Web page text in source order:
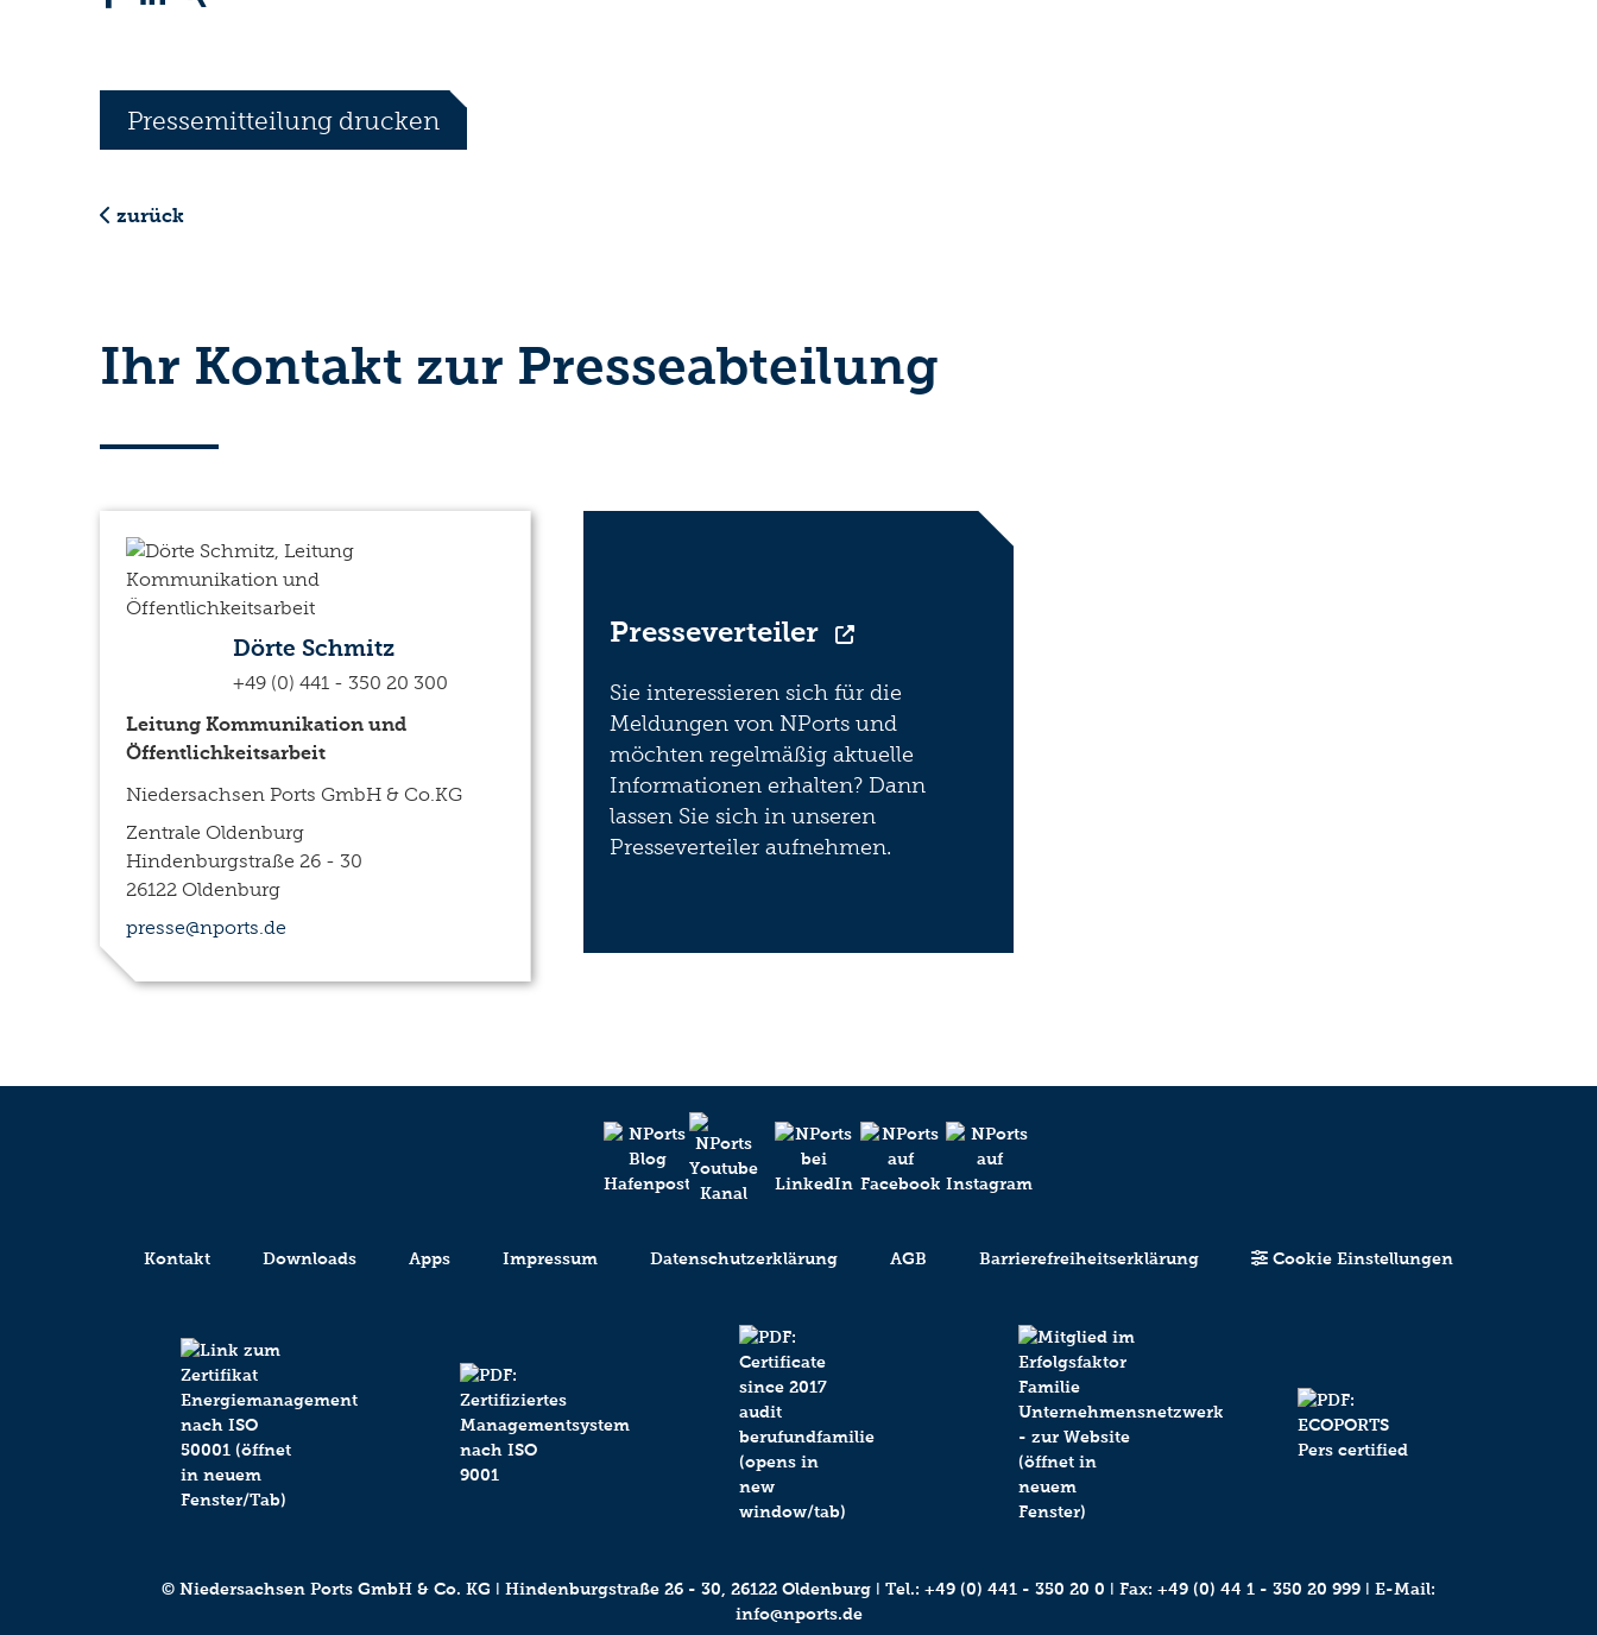
Pressemitteilung drucken
zurück
Ihr Kontakt zur Presseabteilung
Dörte Schmitz
+49 (0) 441 - 350 20 300
Leitung Kommunikation und
Öffentlichkeitsarbeit
Niedersachsen Ports GmbH & Co.KG
Zentrale Oldenburg
Hindenburgstraße 26 - 30
26122 Oldenburg
presse@nports.de
Presseverteiler
Sie interessieren sich für die
Meldungen von NPorts und
möchten regelmäßig aktuelle
Informationen erhalten? Dann
lassen Sie sich in unseren
Presseverteiler aufnehmen.
Kontakt Downloads Apps Impressum Datenschutzerklärung AGB Barrierefreiheitserklärung Cookie Einstellungen
© Niedersachsen Ports GmbH & Co. KG ǀ Hindenburgstraße 26 - 30, 26122 Oldenburg ǀ Tel.: +49 (0) 441 - 350 20 0 ǀ Fax: +49 (0) 44 1 - 350 20 999 ǀ E-Mail:
info@nports.de